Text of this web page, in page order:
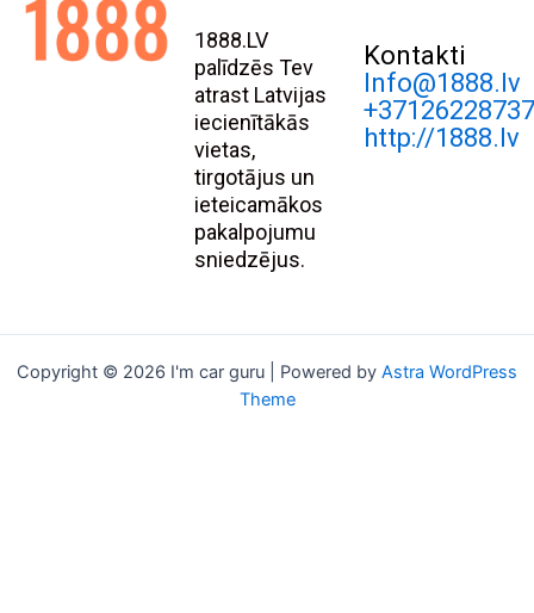
1888.LV
palīdzēs Tev
atrast Latvijas
iecienītākās
vietas,
tirgotājus un
ieteicamākos
pakalpojumu
sniedzējus.
Kontakti
Info@1888.lv
http://1888.lv
Copyright © 2026 I'm car guru | Powered by Astra WordPress
Theme